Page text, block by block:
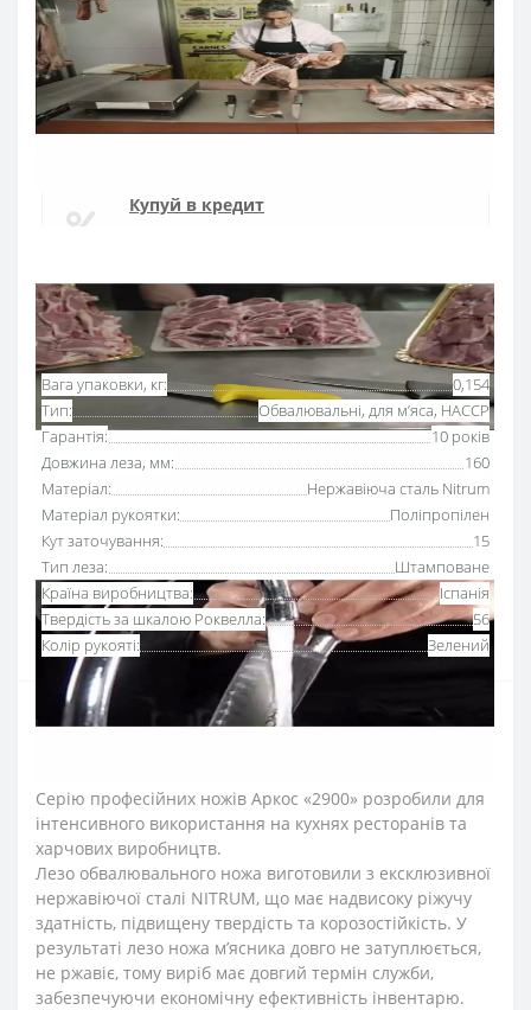
Основні характеристики Всі характеристики
Вага упаковки, кг:
0,154
Тип:
Обвалювальні, для м’яса, HACCP
Гарантія:
10 років
Довжина леза, мм:
160
Матеріал:
Нержавіюча сталь Nitrum
Матеріал рукоятки:
Поліпропілен
Кут заточування:
15
Тип леза:
Штамповане
Країна виробництва:
Іспанія
Твердість за шкалою Роквелла:
56
Колір рукояті:
Зелений
Швидка доставка
Доставка протягом 1-3 днів по Україні
Гарантія якості
10 років гарантія на ножі
Купуй в кредит
Ніж для обвалки м’яса 160 мм серії «2900» Аркос з
Серію професійних ножів Аркос «2900» розробили для
інтенсивного використання на кухнях ресторанів та
харчових виробництв.
Лезо обвалювального ножа виготовили з ексклюзивної
нержавіючої сталі NITRUM, що має надвисоку ріжучу
здатність, підвищену твердість та корозостійкість. У
результаті лезо ножа м’ясника довго не затуплюється,
не ржавіє, тому виріб має довгий термін служби,
забезпечуючи економічну ефективність інвентарю.